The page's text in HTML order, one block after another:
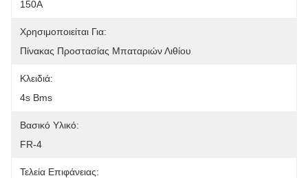
150A
Χρησιμοποιείται Για:
Πίνακας Προστασίας Μπαταριών Λιθίου
Κλειδιά:
4s Bms
Βασικό Υλικό:
FR-4
Τελεία Επιφάνειας: